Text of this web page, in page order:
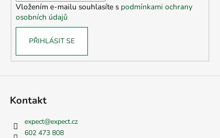
Vložením e-mailu souhlasíte s podmínkami ochrany
osobních údajů
PŘIHLÁSIT SE
Kontakt
expect@expect.cz
602 473 808